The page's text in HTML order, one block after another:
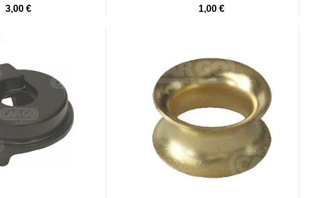
3,00 € 1,00 €